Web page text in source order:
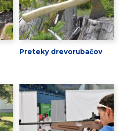
Preteky drevorubačov